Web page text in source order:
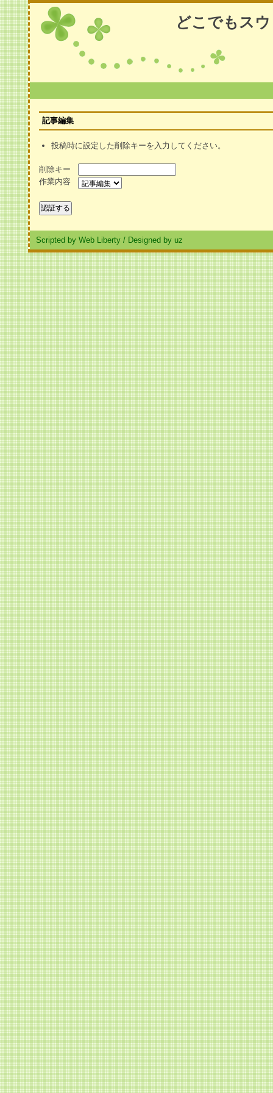
どこでもス
記事編集
投稿時に設定した削除キーを入力してください。
削除キー
作業内容
Scripted by Web Liberty / Designed by uz